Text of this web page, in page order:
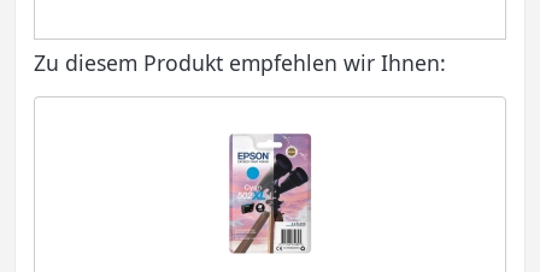
Zu diesem Produkt empfehlen wir Ihnen: